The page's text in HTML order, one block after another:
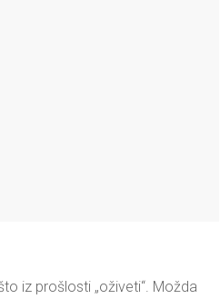
iz prošlosti „oživeti“. Možda